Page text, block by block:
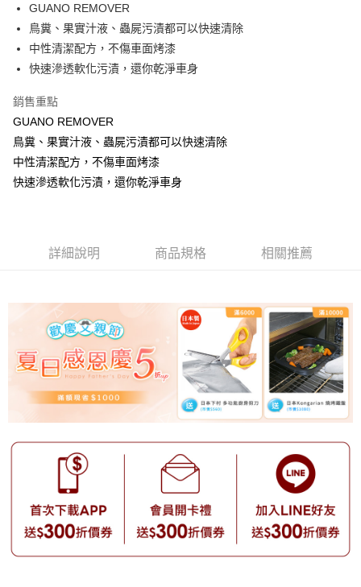
2.透過簡訊連結打開帳單後，可選擇「超商條碼／台灣大直營門市／銀行轉
帳／街口支付／iPASS MONEY」等通路繳費。
【注意事項】
1.本服務係由「台灣大哥大股份有限公司」（以下簡稱本公司）所提供，讓
買賣價金債權讓與本公司後，依約使用本公司帳單繳交帳款。
2.基於同意付款使用「大哥付你分期」之契約關係目的，商店將以您的個人
由本公司與您本人進行分期帳單所需資料之確認、核對及更正。
3.完整用戶服務條款，請詳閱以下連結：
7-11取貨付款
每筆NT$100，滿NT$499(含以上)免運費
付款後7-11取貨
每筆NT$100，滿NT$499(含以上)免運費
宅配【父親節大回饋】限時$299免運
每筆NT$150，滿NT$299(含以上)免運費
GUANO REMOVER
鳥糞、果實汁液、蟲屍污漬都可以快速清除
中性清潔配方，不傷車面烤漆
快速滲透軟化污漬，還你乾淨車身
銷售重點
GUANO REMOVER
鳥糞、果實汁液、蟲屍污漬都可以快速清除
中性清潔配方，不傷車面烤漆
快速滲透軟化污漬，還你乾淨車身
詳細說明 商品規格 相關推薦